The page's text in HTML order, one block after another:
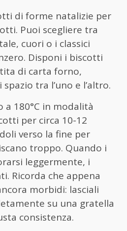
di forme natalizie per
Puoi scegliere tra
cuori o i classici
Disponi i biscotti
di carta forno,
spazio tra l’uno e l’altro.
a 180°C in modalità
per circa 10-12
verso la fine per
troppo. Quando i
leggermente, i
Ricorda che appena
morbidi: lasciali
su una gratella
consistenza.